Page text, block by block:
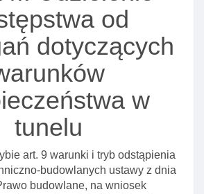
od
dotyczących
w
tunelu
art. 9 warunki i tryb odstąpienia
budowlanych ustawy z dnia
budowlane, na wniosek
zarządcy drogi
zadania zarządcy drogi
przejść dla pieszych lub
drogi do obsługi drogowego
w pasie drogowym I usuwanie
funkcjonowania stacjonarnych